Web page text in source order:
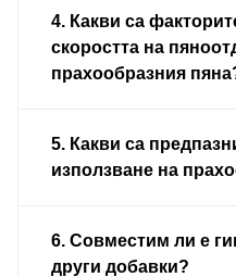
4. Какви са
скоростта на
прахообразния
5. Какви са
използване на
6. Совместим ли е
други добавки?